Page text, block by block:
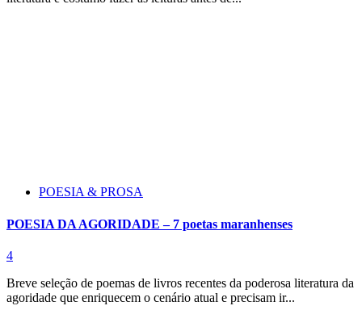
POESIA & PROSA
POESIA DA AGORIDADE – 7 poetas maranhenses
4
Breve seleção de poemas de livros recentes da poderosa literatura da
agoridade que enriquecem o cenário atual e precisam ir...